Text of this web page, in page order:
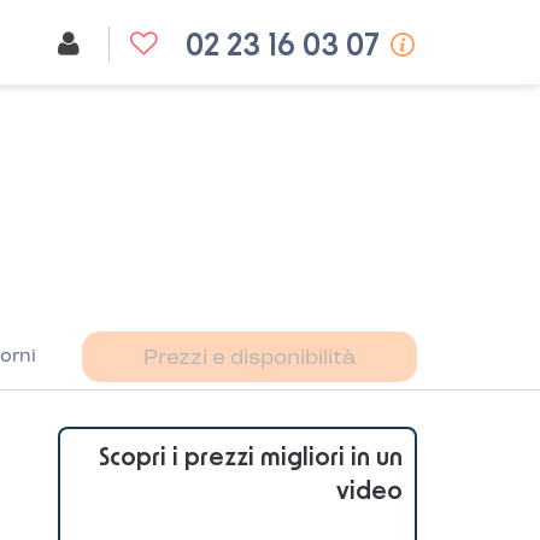
02 23 16 03 07
Prezzi e disponibilità
Scopri i prezzi migliori in un
video